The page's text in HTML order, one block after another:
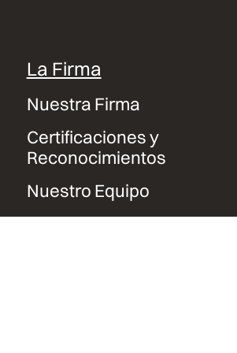
La Firma
Nuestra Firma
Certificaciones y
Reconocimientos
Nuestro Equipo
Contacto y Sedes